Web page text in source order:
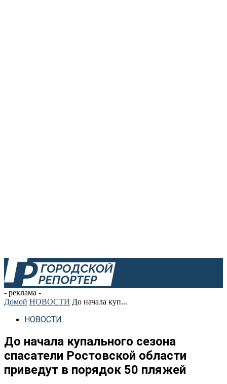
- реклама -
Домой НОВОСТИ До начала куп...
НОВОСТИ
До начала купального сезона
спасатели Ростовской области
приведут в порядок 50 пляжей